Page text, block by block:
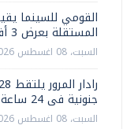
القومي للسينما
المستقلة بعرض 3 أفلام قصيرة
السبت، 08 اغسطس 2026 09:06 ص
جنونية فى 24 ساعة
السبت، 08 اغسطس 2026 09:01 ص